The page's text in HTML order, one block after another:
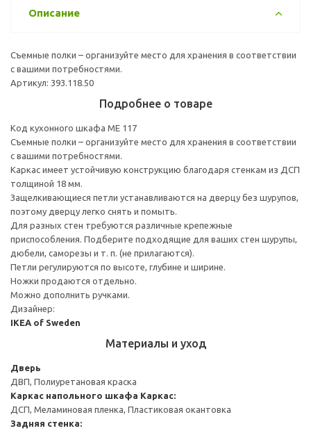
Описание
Съемные полки – организуйте место для хранения в соответствии
с вашими потребностями.
Артикул: 393.118.50
Подробнее о товаре
Код кухонного шкафа ME 117
Съемные полки – организуйте место для хранения в соответствии
с вашими потребностями.
Каркас имеет устойчивую конструкцию благодаря стенкам из ДСП
толщиной 18 мм.
Защелкивающиеся петли устанавливаются на дверцу без шурупов,
поэтому дверцу легко снять и помыть.
Для разных стен требуются различные крепежные
приспособления. Подберите подходящие для ваших стен шурупы,
дюбели, саморезы и т. п. (не прилагаются).
Петли регулируются по высоте, глубине и ширине.
Ножки продаются отдельно.
Можно дополнить ручками.
Дизайнер:
IKEA of Sweden
Материалы и уход
Дверь
ДВП, Полиуретановая краска
Каркас напольного шкафа Каркас:
ДСП, Меламиновая пленка, Пластиковая окантовка
Задняя стенка: